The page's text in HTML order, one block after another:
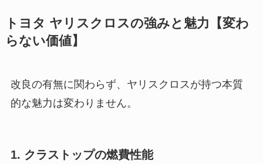
トヨタ ヤリスクロスの強みと魅力【変わ
らない価値】
改良の有無に関わらず、ヤリスクロスが持つ本質
的な魅力は変わりません。
1. クラストップの燃費性能